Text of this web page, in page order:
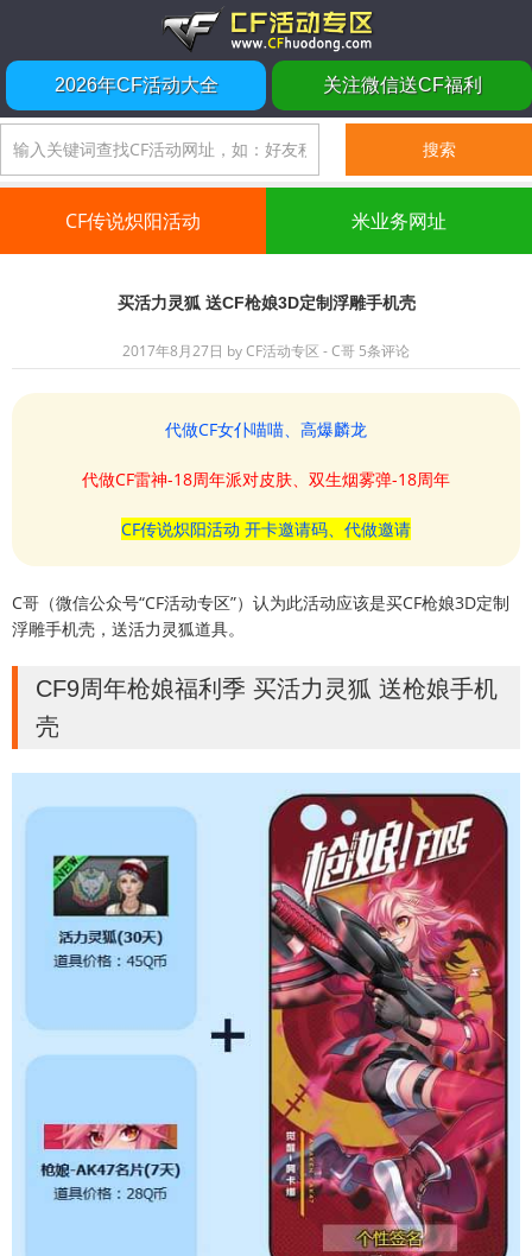
2026年CF活动大全 关注微信送CF福利
CF传说炽阳活动 米业务网址
买活力灵狐 送CF枪娘3D定制浮雕手机壳
2017年8月27日 byCF活动专区 - C哥 5条评论
代做CF女仆喵喵、高爆麟龙
代做CF雷神-18周年派对皮肤、双生烟雾弹-18周年
CF传说炽阳活动 开卡邀请码、代做邀请
C哥（微信公众号“CF活动专区”）认为此活动应该是买CF枪娘3D定制
浮雕手机壳，送活力灵狐道具。
CF9周年枪娘福利季 买活力灵狐 送枪娘手机
壳